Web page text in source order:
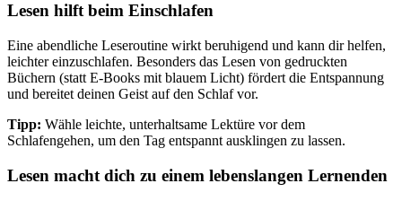
Lesen hilft beim Einschlafen
Eine abendliche Leseroutine wirkt beruhigend und kann dir helfen,
leichter einzuschlafen. Besonders das Lesen von gedruckten
Büchern (statt E-Books mit blauem Licht) fördert die Entspannung
und bereitet deinen Geist auf den Schlaf vor.
Tipp: Wähle leichte, unterhaltsame Lektüre vor dem
Schlafengehen, um den Tag entspannt ausklingen zu lassen.
Lesen macht dich zu einem lebenslangen Lernenden